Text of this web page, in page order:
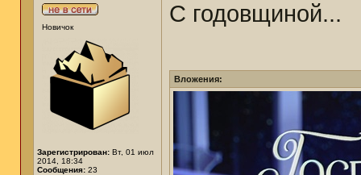
Новичок
Зарегистрирован: Вт, 01 июл
2014, 18:34
Сообщения: 23
С годовщиной...
Вложения: